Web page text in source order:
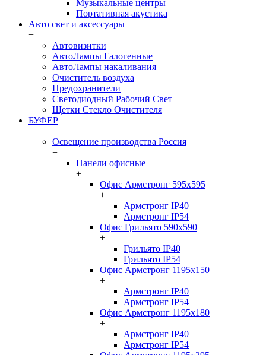
Музыкальные центры
Портативная акустика
Авто свет и аксессуары
+
Автовизитки
АвтоЛампы Галогенные
АвтоЛампы накаливания
Очиститель воздуха
Предохранители
Светодиодный Рабочий Свет
Щетки Стекло Очистителя
БУФЕР
+
Освещение производства Россия
+
Панели офисные
+
Офис Армстронг 595x595
+
Армстронг IP40
Армстронг IP54
Офис Грильято 590x590
+
Грильято IP40
Грильято IP54
Офис Армстронг 1195x150
+
Армстронг IP40
Армстронг IP54
Офис Армстронг 1195x180
+
Армстронг IP40
Армстронг IP54